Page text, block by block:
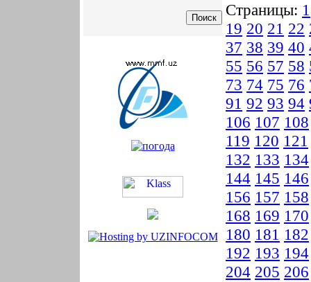
Страницы: 1
19 20 21 22
37 38 39 40
55 56 57 58
73 74 75 76
91 92 93 94
106 107 108
119 120 121
132 133 134
144 145 146
156 157 158
168 169 170
180 181 182
192 193 194
204 205 206